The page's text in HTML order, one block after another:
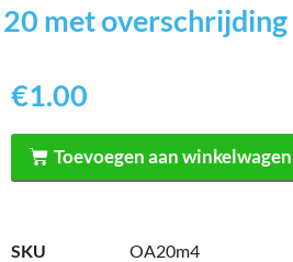
met overschrijding
€1.00
Toevoegen aan winkelwagen
SKU
OA20m4